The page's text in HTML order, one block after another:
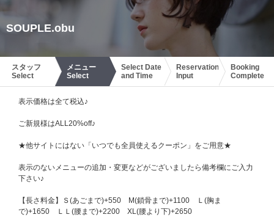
SOUPLE.obu
スタッフ
Select
メニュー
Select
Select Date
and Time
Reservation
Input
Booking
Complete
表示価格は全て税込♪
ご新規様はALL20%off♪
★他サイトにはない「いつでも全員使えるクーポン」をご用意★
表示のないメニューの追加・変更などがございましたら備考欄にご入力
下さい♪
【長さ料金】Ｓ(あごまで)+550 М(鎖骨まで)+1100 Ｌ(胸ま
で)+1650 ＬＬ(腰まで)+2200 XL(腰より下)+2650